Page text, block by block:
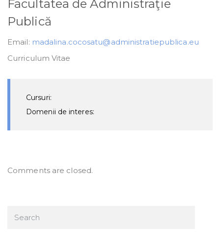
Facultatea de Administraţie
Publică
Email: madalina.cocosatu@administratiepublica.eu
Curriculum Vitae
Cursuri:
Domenii de interes:
Comments are closed.